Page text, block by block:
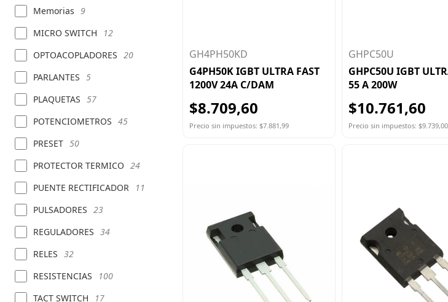
Memorias 9
MICRO SWITCH
12
OPTOACOPLADORES 20
PARLANTES 5
PLAQUETAS 57
POTENCIOMETROS 45
PRESET 50
PROTECTOR TERMICO 24
PUENTE RECTIFICADOR
11
PULSADORES 23
REGULADORES 34
RELES 32
RESISTENCIAS
100
TACT SWITCH
17
GH4PH50KD
G4PH50K IGBT ULTRA FAST
1200V 24A C/DAM
$8.709,60
Precio sin impuestos: $7.881,99
GHPC50U
GHPC50U IGBT
55 A 200W
$10.761,60
Precio sin impuestos: $9.739,00